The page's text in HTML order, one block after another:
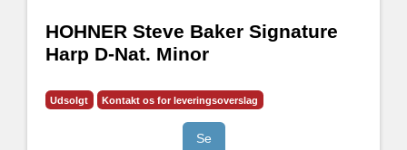
HOHNER Steve Baker Signature
Harp D-Nat. Minor
Udsolgt Kontakt os for leveringsoverslag
Se